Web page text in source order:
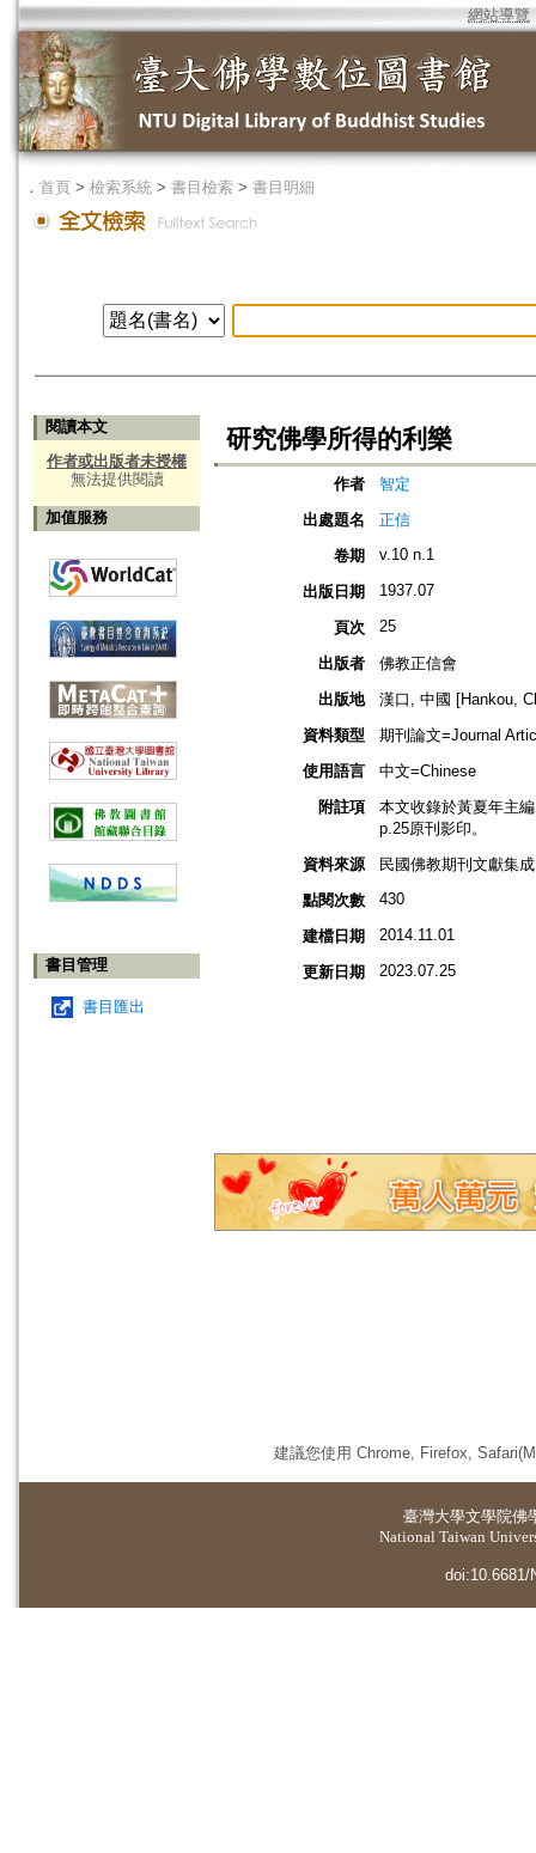
網站導覽
． 首頁 > 檢索系統 > 書目檢索 > 書目明細
閱讀本文
作者或出版者未授權
無法提供閱讀
加值服務
書目管理
書目匯出
研究佛學所得的利樂
作者
智定
出處題名
正信
卷期
v.10 n.1
出版日期 1937.07
頁次 25
出版者
佛教正信會
出版地
漢口, 中國 [Hankou,
資料類型
期刊論文=Journal
使用語言
中文=Chinese
附註項
本文收錄於黃夏年主
p.25原刊影印。
資料來源
民國佛教期刊文獻集
點閱次數
430
建檔日期 2014.11.01
更新日期 2023.07.25
建議您使用 Chrome, Firefox,
臺灣大學文學院佛
National Taiwan
doi:10.6681/